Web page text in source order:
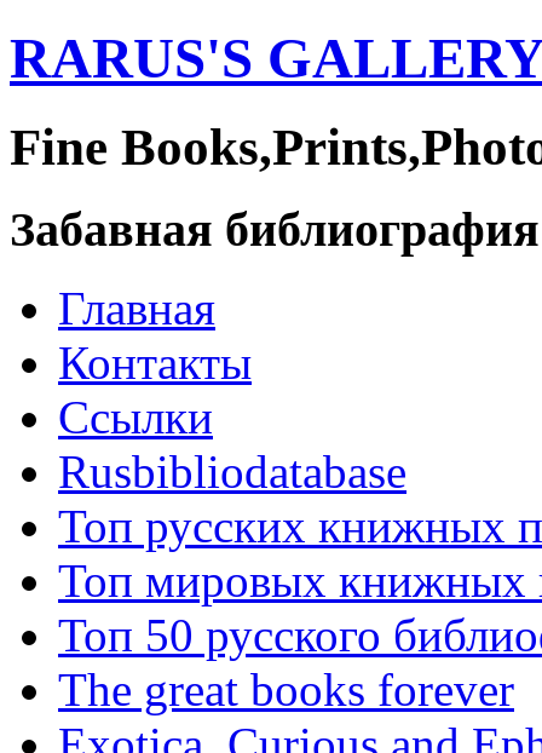
RARUS'S
Fine
Забавная библиография
Главная
Контакты
Ссылки
Rusbibliodatabase
Топ русских книжных
Топ мировых книжных
Топ 50 русского
The great books forever